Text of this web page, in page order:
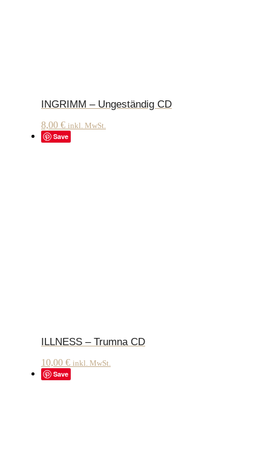
INGRIMM – Ungeständig CD
8,00 € inkl. MwSt.
Save
ILLNESS – Trumna CD
10,00 € inkl. MwSt.
Save